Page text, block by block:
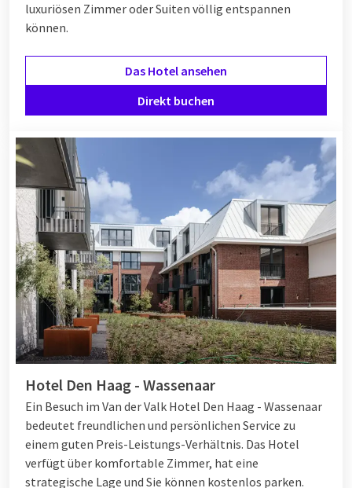
luxuriösen Zimmer oder Suiten völlig entspannen
können.
Das Hotel ansehen
Direkt buchen
Hotel Den Haag - Wassenaar
Ein Besuch im Van der Valk Hotel Den Haag - Wassenaar
bedeutet freundlichen und persönlichen Service zu
einem guten Preis-Leistungs-Verhältnis. Das Hotel
verfügt über komfortable Zimmer, hat eine
strategische Lage und Sie können kostenlos parken.